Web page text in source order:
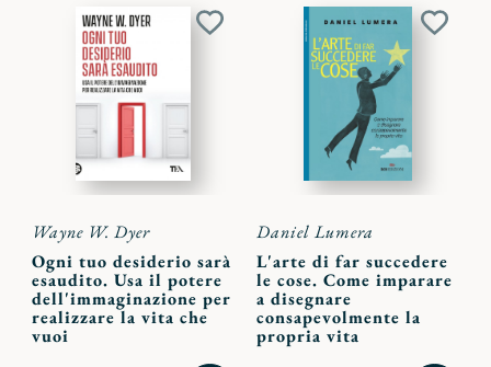
Aggiungi
Wayne W. Dyer
Ogni tuo desiderio sarà
esaudito. Usa il potere
dell'immaginazione per
realizzare la vita che
vuoi
Daniel Lumera
L'arte di far succedere
le cose. Come imparare
a disegnare
consapevolmente la
propria vita